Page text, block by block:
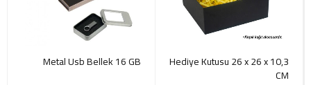
Hediye Kutusu 26 x 26 x 10,3
CM
Metal Usb Bellek 16 GB